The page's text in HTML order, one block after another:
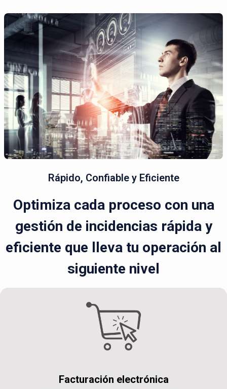
Rápido, Confiable y Eficiente
Optimiza cada proceso con una
gestión de incidencias rápida y
eficiente que lleva tu operación al
siguiente nivel
Facturación electrónica